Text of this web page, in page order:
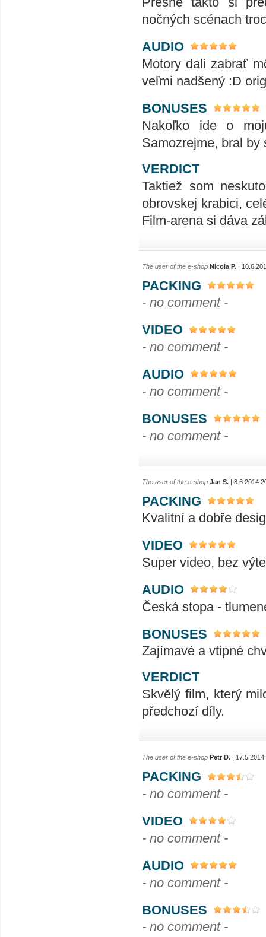
nočných scénach
AUDIO
Motory dali zabrať
veľmi nadšený :D
BONUSES
Nakoľko ide o
Samozrejme, bral by
VERDICT
Taktiež som
obrovskej krabici,
Film-arena si dáva
The user of the e-shop Nicola P. |
PACKING
- no comment -
VIDEO
- no comment -
AUDIO
- no comment -
BONUSES
- no comment -
The user of the e-shop Jan S. | 8.6.2014
PACKING
Kvalitní a dobře
VIDEO
Super video, bez
AUDIO
Česká stopa -
BONUSES
Zajímavé a vtipné
VERDICT
Skvělý film, který
předchozí díly.
The user of the e-shop Petr D. |
PACKING
- no comment -
VIDEO
- no comment -
AUDIO
- no comment -
BONUSES
- no comment -